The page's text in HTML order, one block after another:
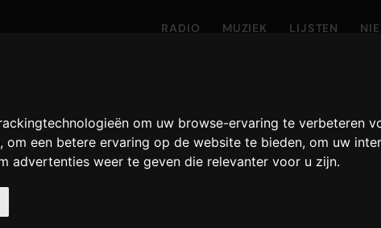
om uw browse-ervaring te verbeteren
,om een betere ervaring op de website te bieden,om uw
advertenties weer te geven die relevanter voor u zijn.
RADIO MUZIEK LIJSTEN
Muziek Charts